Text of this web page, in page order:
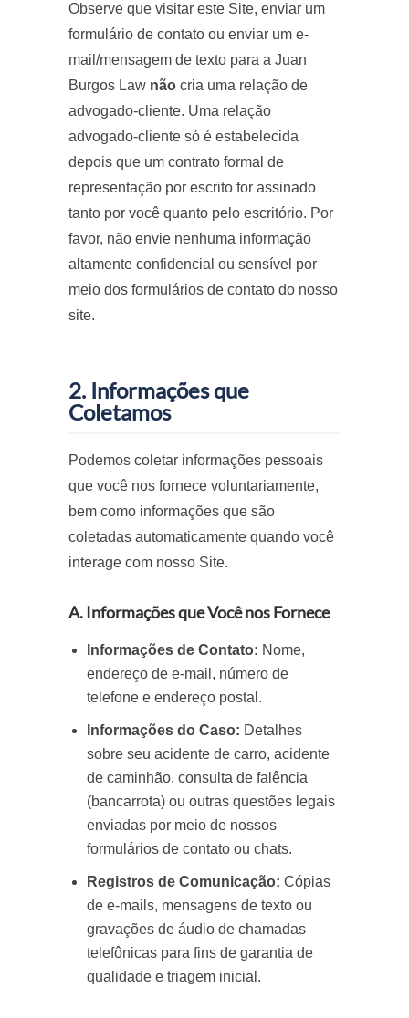
Observe que visitar este Site, enviar um
formulário de contato ou enviar um e-
mail/mensagem de texto para a Juan
Burgos Law nãocria uma relação de
advogado-cliente. Uma relação
advogado-cliente só é estabelecida
depois que um contrato formal de
representação por escrito for assinado
tanto por você quanto pelo escritório. Por
favor, não envie nenhuma informação
altamente confidencial ou sensível por
meio dos formulários de contato do nosso
site.
2. Informações que
Coletamos
Podemos coletar informações pessoais
que você nos fornece voluntariamente,
bem como informações que são
coletadas automaticamente quando você
interage com nosso Site.
A. Informações que Você nos Fornece
Informações de Contato: Nome,
endereço de e-mail, número de
telefone e endereço postal.
Informações do Caso: Detalhes
sobre seu acidente de carro, acidente
de caminhão, consulta de falência
(bancarrota) ou outras questões legais
enviadas por meio de nossos
formulários de contato ou chats.
Registros de Comunicação: Cópias
de e-mails, mensagens de texto ou
gravações de áudio de chamadas
telefônicas para fins de garantia de
qualidade e triagem inicial.